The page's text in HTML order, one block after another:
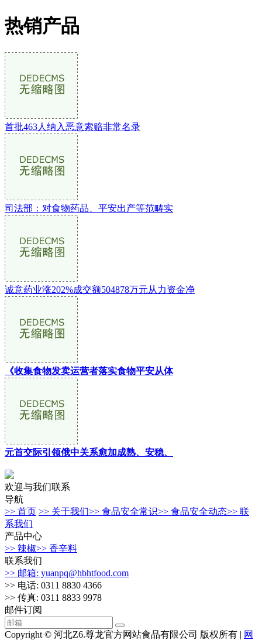
热销产品
首批463人纳入恶意索赔非常名录
司法部：对食物药品、平安出产等范畴实
诚意药业涨202%成交额504878万元从力资金净
《收集食物发卖运营者落实食物平安从体
元首交际引领俄中关系愈加成熟、安稳、
欢迎与我们联系
导航
>> 首页 >> 关于我们>> 食品安全常识>> 食品安全动态>> 联
系我们
产品中心
>> 辣椒>> 香辛料
联系我们
>> 邮箱: yuanpq@hbhtfood.com
>> 电话: 0311 8830 4366
>> 传真: 0311 8833 9978
邮件订阅
Copyright © 河北Z6.尊龙官方网站食品有限公司 版权所有 | 网